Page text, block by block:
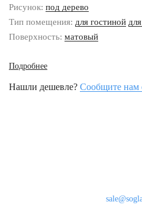
Рисунок: под дерево
Тип помещения: для гостиной
Поверхность: матовый
Подробнее
Нашли дешевле? Сообщите нам